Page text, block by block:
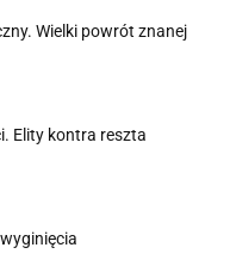
Wielki powrót znanej
Elity kontra reszta